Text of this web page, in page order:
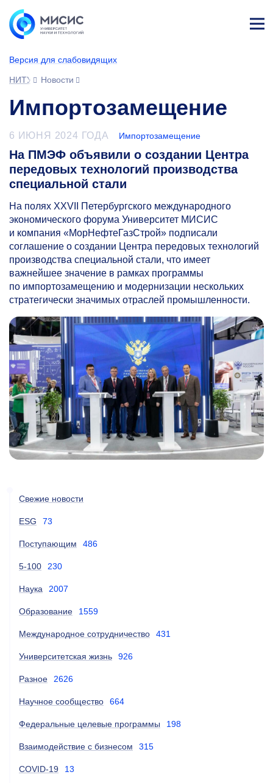
Версия для слабовидящих
НИТУ МИСИС
Новости
Импортозамещение
6 ИЮНЯ 2024 ГОДА Импортозамещение
На ПМЭФ объявили о создании Центра
передовых технологий производства
специальной стали
На полях XXVII Петербургского международного
экономического форума Университет МИСИС
и компания «МорНефтеГазСтрой» подписали
соглашение о создании Центра передовых технологий
производства специальной стали, что имеет
важнейшее значение в рамках программы
по импортозамещению и модернизации нескольких
стратегически значимых отраслей промышленности.
Свежие новости
ESG 73
Поступающим 486
5-100 230
Наука 2007
Образование 1559
Международное сотрудничество 431
Университетская жизнь 926
Разное 2626
Научное сообщество 664
Федеральные целевые программы 198
Взаимодействие с бизнесом 315
COVID-19 13